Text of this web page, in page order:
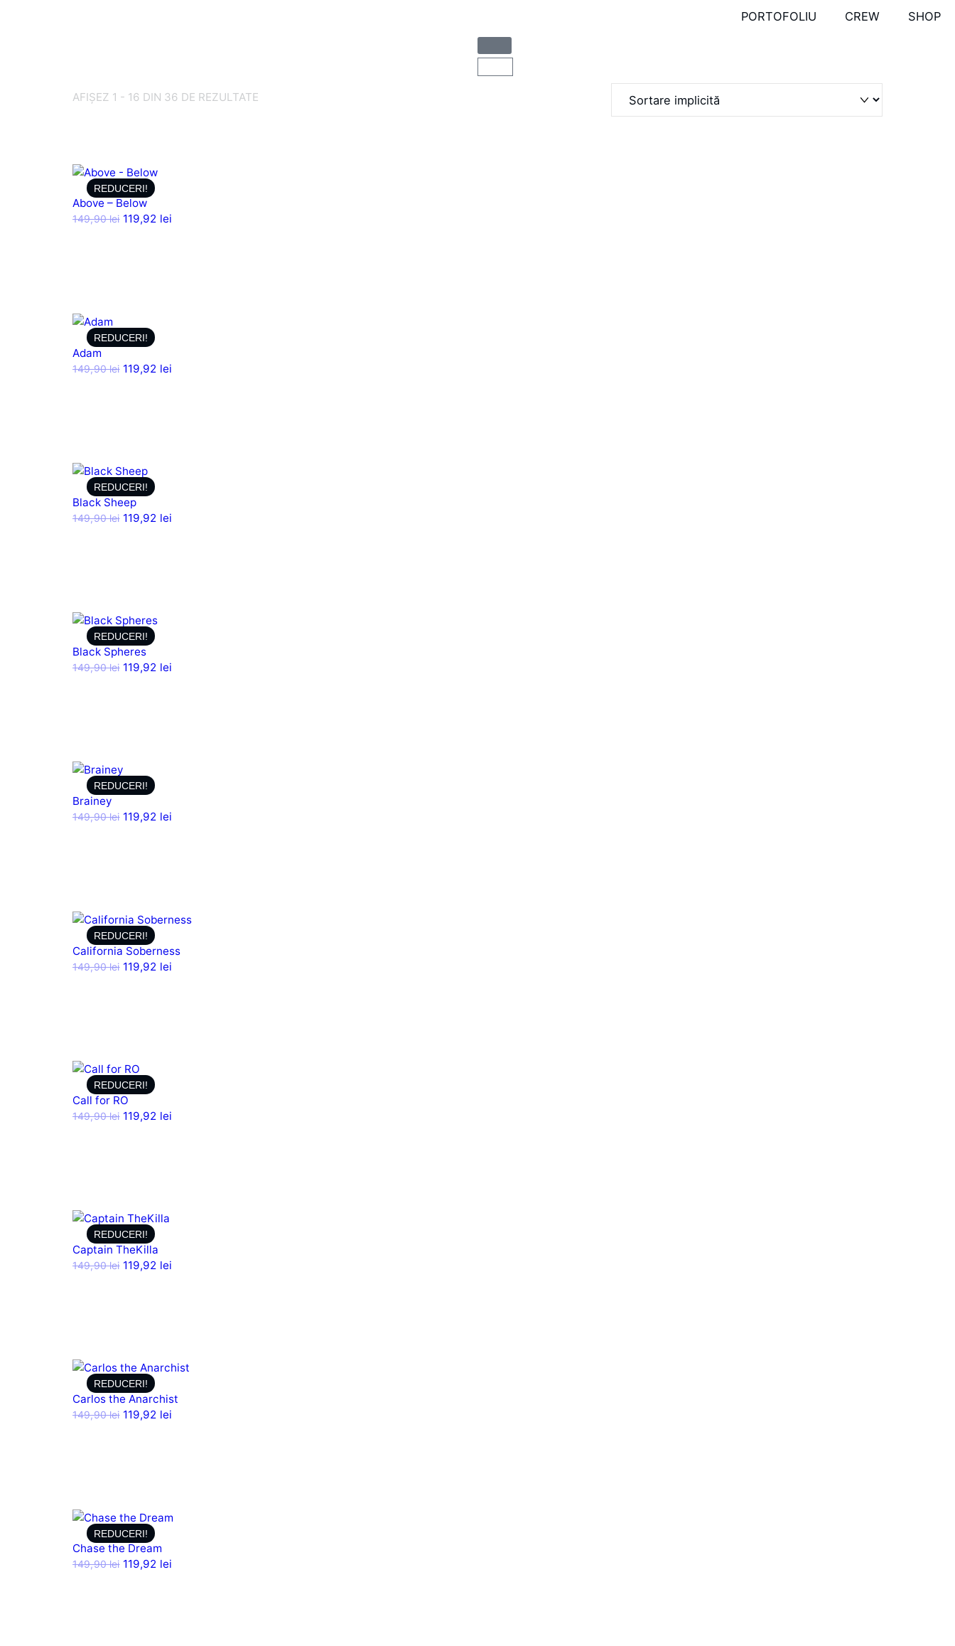
PORTOFOLIU CREW SHOP
AFIȘEZ 1 - 16 DIN 36 DE REZULTATE
REDUCERI!
Above – Below
149,90lei 119,92 lei
REDUCERI!
Adam
149,90lei 119,92 lei
REDUCERI!
Black Sheep
149,90lei 119,92 lei
REDUCERI!
Black Spheres
149,90lei 119,92 lei
REDUCERI!
Brainey
149,90lei 119,92 lei
REDUCERI!
California Soberness
149,90lei 119,92 lei
REDUCERI!
Call for RO
149,90lei 119,92 lei
REDUCERI!
Captain TheKilla
149,90lei 119,92 lei
REDUCERI!
Carlos the Anarchist
149,90lei 119,92 lei
REDUCERI!
Chase the Dream
149,90lei 119,92 lei